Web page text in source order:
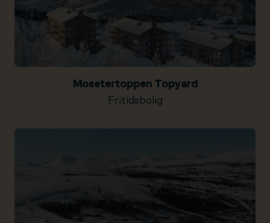
Mosetertoppen Topyard
Fritidsbolig